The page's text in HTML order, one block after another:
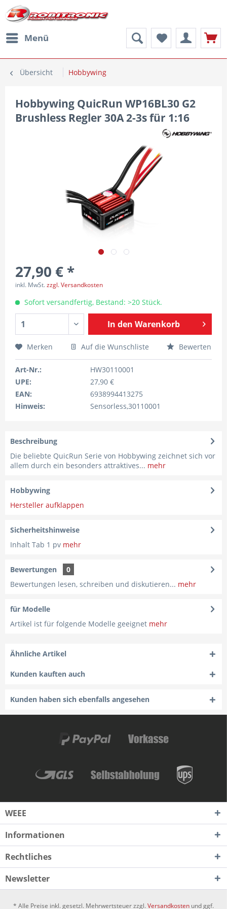
Menü
Übersicht Hobbywing
Hobbywing QuicRun WP16BL30 G2
Brushless Regler 30A 2-3s für 1:16
27,90 € *
inkl. MwSt.zzgl. Versandkosten
Sofort versandfertig, Bestand: >20 Stück.
In den Warenkorb
Merken Auf die Wunschliste Bewerten
Art-Nr.:
HW30110001
UPE:
27,90 €
EAN:
6938994413275
Hinweis:
Sensorless,30110001
Beschreibung
Die beliebte QuicRun Serie von Hobbywing zeichnet sich vor
allem durch ein besonders attraktives... mehr
Hobbywing
Hersteller aufklappen
Sicherheitshinweise
Inhalt Tab 1 pv mehr
Bewertungen
0
Bewertungen lesen, schreiben und diskutieren... mehr
für Modelle
Artikel ist für folgende Modelle geeignet mehr
Ähnliche Artikel
Kunden kauften auch
Kunden haben sich ebenfalls angesehen
WEEE
Informationen
Rechtliches
Newsletter
* Alle Preise inkl. gesetzl. Mehrwertsteuer zzgl.Versandkosten und ggf.